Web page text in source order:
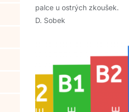
palce u ostrých zkoušek.
D. Sobek